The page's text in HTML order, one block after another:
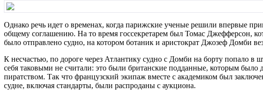
Однако речь идет о временах, когда парижские ученые решили впервые
общему соглашению. На то время госсекретарем был Томас Джефферсон,
было отправлено судно, на котором ботаник и аристократ Джозеф Домби
К несчастью, по дороге через Атлантику судно с Домби на борту попало
себя таковыми не считали: это были британские подданные, которым
пиратством. Так что французский экипаж вместе с академиком был
судне, включая стандарты, были распроданы с аукциона.